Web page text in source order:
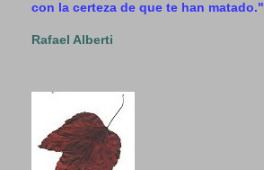
con la certeza de que te han matado."
Rafael Alberti